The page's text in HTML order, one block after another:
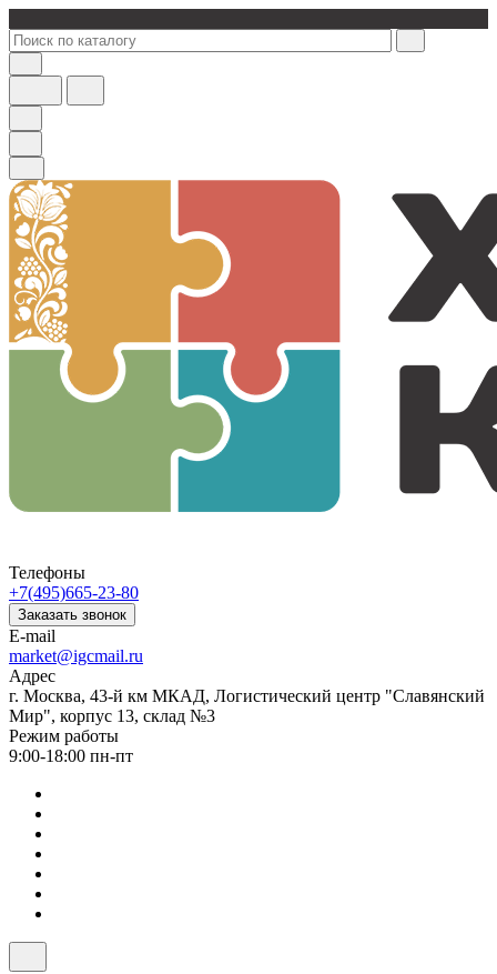
Телефоны
+7(495)665-23-80
Заказать звонок
E-mail
market@igcmail.ru
Адрес
г. Москва, 43-й км МКАД, Логистический центр "Славянский
Мир", корпус 13, склад №3
Режим работы
9:00-18:00 пн-пт